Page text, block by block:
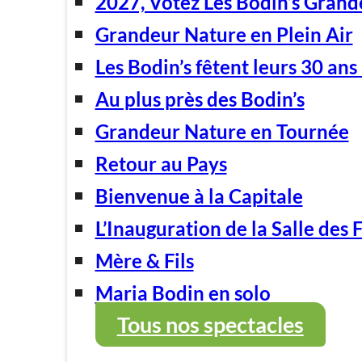
Grandeur Nature en Plein Air
Les Bodin’s fêtent leurs 30 ans
Au plus près des Bodin’s
Grandeur Nature en Tournée
Retour au Pays
Bienvenue à la Capitale
L’Inauguration de la Salle des
Mère & Fils
Maria Bodin en solo
Tous nos spectacles